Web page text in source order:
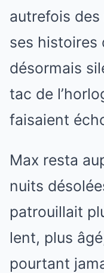
autrefois des
ses histoires
désormais
tac de
faisaient
Max resta
nuits
patrouillait
lent, plus
pourtant